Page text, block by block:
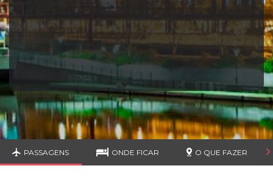
PASSAGENS ONDE FICAR O QUE FAZER